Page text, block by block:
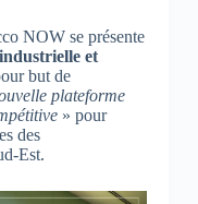
NOW se présente
et
but de
plateforme
» pour
des
Est.